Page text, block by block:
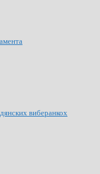
виберанкох